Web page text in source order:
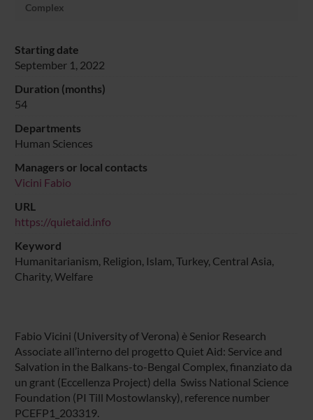
Complex
Starting date
September 1, 2022
Duration (months)
54
Departments
Human Sciences
Managers or local contacts
Vicini Fabio
URL
https://quietaid.info
Keyword
Humanitarianism, Religion, Islam, Turkey, Central Asia,
Charity, Welfare
Fabio Vicini (University of Verona) è Senior Research
Associate all’interno del progetto Quiet Aid: Service and
Salvation in the Balkans-to-Bengal Complex, finanziato da
un grant (Eccellenza Project) della Swiss National Science
Foundation (PI Till Mostowlansky), reference number
PCEFP1_203319.